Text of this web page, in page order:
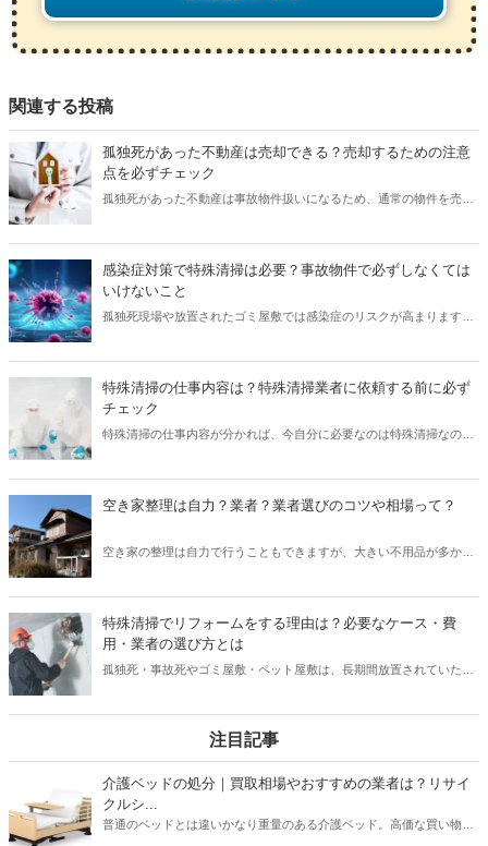
関連する投稿
孤独死があった不動産は売却できる？売却するための注意
点を必ずチェック
孤独死があった不動産は事故物件扱いになるため、通常の物件を売却
状況で事故物件扱いになるかという点から孤独死があった物件を売却
するための注意点まで詳しく解説します。この記事を参考に事故物件
の正しい売却方法を学びましょう。
感染症対策で特殊清掃は必要？事故物件で必ずしなくては
いけないこと
孤独死現場や放置されたゴミ屋敷では感染症のリスクが高まります。
のかという点について解説します。感染症にならないためにすれば良
い注意点も詳しく紹介するので、最後までチェックしましょう。
特殊清掃の仕事内容は？特殊清掃業者に依頼する前に必ず
チェック
特殊清掃の仕事内容が分かれば、今自分に必要なのは特殊清掃なのか
特殊清掃の仕事内容について詳しく紹介します。この記事を参考に素
早く正しい判断ができるようになりましょう。
空き家整理は自力？業者？業者選びのコツや相場って？
空き家の整理は自力で行うこともできますが、大きい不用品が多かっ
解説しています。これから空き家を整理する人におすすめの記事で
特殊清掃でリフォームをする理由は？必要なケース・費
用・業者の選び方とは
孤独死・事故死やゴミ屋敷・ペット屋敷は、長期間放置されていた場
いの？」と疑問に思うことがあるでしょう。本記事は、特殊清掃業者
がリフォームをする必要性と費用相場、業者の選び方についての解説
おります。
注目記事
介護ベッドの処分｜買取相場やおすすめの業者は？リサイ
クルシ...
普通のベッドとは違いかなり重量のある介護ベッド。高価な買い物だ